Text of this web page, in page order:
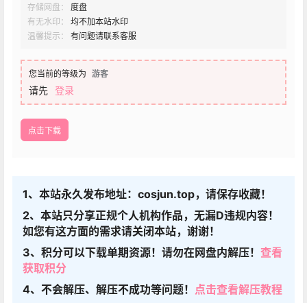
存储网盘：
度盘
有无水印：
均不加本站水印
温馨提示：
有问题请联系客服
您当前的等级为 游客
请先 登录
点击下载
1、本站永久发布地址：cosjun.top，请保存收藏！
2、本站只分享正规个人机构作品，无漏D违规内容！
如您有这方面的需求请关闭本站，谢谢！
3、积分可以下载单期资源！请勿在网盘内解压！ 查看
获取积分
4、不会解压、解压不成功等问题！ 点击查看解压教程